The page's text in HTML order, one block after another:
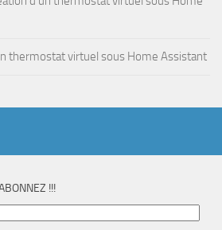
thermostat virtuel sous Home Assistant
!!!